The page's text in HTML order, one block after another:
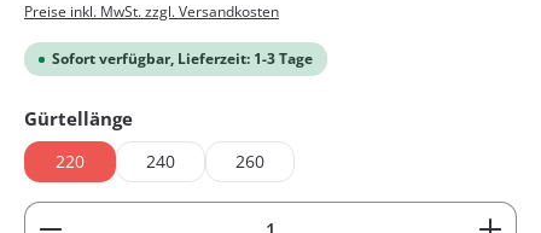
Preise inkl. MwSt. zzgl. Versandkosten
Sofort verfügbar, Lieferzeit: 1-3 Tage
Gürtellängeauswählen
220 240 260
Produkt Anzahl: Gib den gewünschten Wert ein